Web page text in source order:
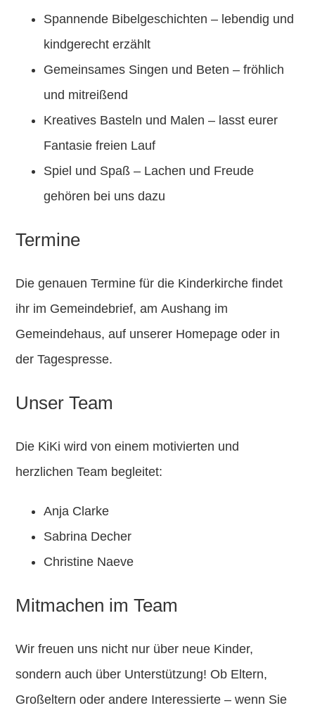
Spannende Bibelgeschichten – lebendig und
kindgerecht erzählt
Gemeinsames Singen und Beten – fröhlich
und mitreißend
Kreatives Basteln und Malen – lasst eurer
Fantasie freien Lauf
Spiel und Spaß – Lachen und Freude
gehören bei uns dazu
Termine
Die genauen Termine für die Kinderkirche findet
ihr im Gemeindebrief, amAushang im
Gemeindehaus, auf unserer Homepage oder in
derTagespresse.
Unser Team
Die KiKi wird von einem motivierten und
herzlichen Team begleitet:
Anja Clarke
Sabrina Decher
Christine Naeve
Mitmachen im Team
Wir freuen uns nicht nur über neue Kinder,
sondern auch über Unterstützung! Ob Eltern,
Großeltern oder andere Interessierte – wenn Sie